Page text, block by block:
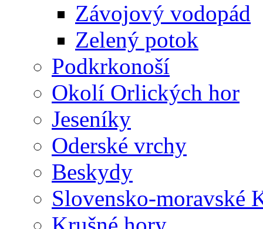
Závojový vodopád
Zelený potok
Podkrkonoší
Okolí Orlických hor
Jeseníky
Oderské vrchy
Beskydy
Slovensko-moravské